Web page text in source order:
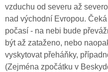
vzduchu od severu až
nad východní Evropou.
počasí - na nebi bude
být až zataženo, nebo
vyskytovat přeháňky,
(Zejména zpočátku v